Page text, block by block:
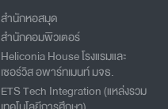
สำนักหอสมุด
สำนักคอมพิวเตอร์
Heliconia House โรงแรมและ
เซอร์วิส อพาร์ทเมนท์ มจธ.
ETS Tech Integration (แหล่งรวม